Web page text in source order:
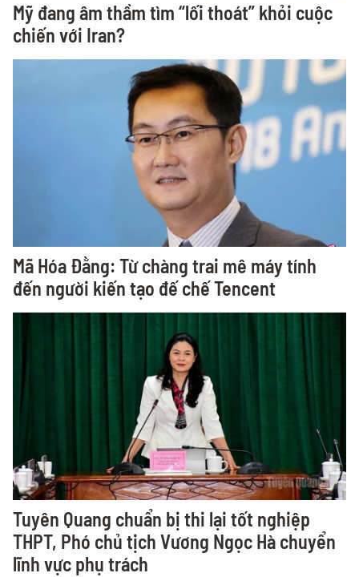
Mỹ đang âm thầm tìm “lối thoát” khỏi cuộc
chiến với Iran?
Mã Hóa Đằng: Từ chàng trai mê máy tính
đến người kiến tạo đế chế Tencent
Tuyên Quang chuẩn bị thi lại tốt nghiệp
THPT, Phó chủ tịch Vương Ngọc Hà chuyển
lĩnh vực phụ trách